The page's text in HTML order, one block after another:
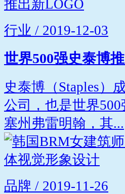
行业 / 2019-12-03
世界500强史泰博
史泰博（Staples）
公司，也是世界
塞州弗雷明翰，其...
品牌 / 2019-11-26